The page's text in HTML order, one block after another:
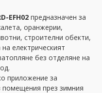
EFH02 предназначен за
оранжерии,
строителни обекти,
електрическият
без отделяне на
приложение за
през зимния